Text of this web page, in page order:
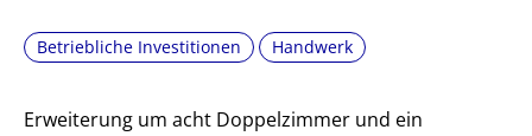
Betriebliche Investitionen Handwerk
Erweiterung um acht Doppelzimmer und ein